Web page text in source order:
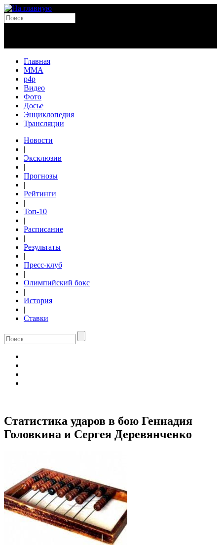
Главная
MMA
p4p
Видео
Фото
Досье
Энциклопедия
Трансляции
Новости
|
Эксклюзив
|
Прогнозы
|
Рейтинги
|
Топ-10
|
Расписание
|
Результаты
|
Пресс-клуб
|
Олимпийский бокс
|
История
|
Ставки
Статистика ударов в бою Геннадия
Головкина и Сергея Деревянченко